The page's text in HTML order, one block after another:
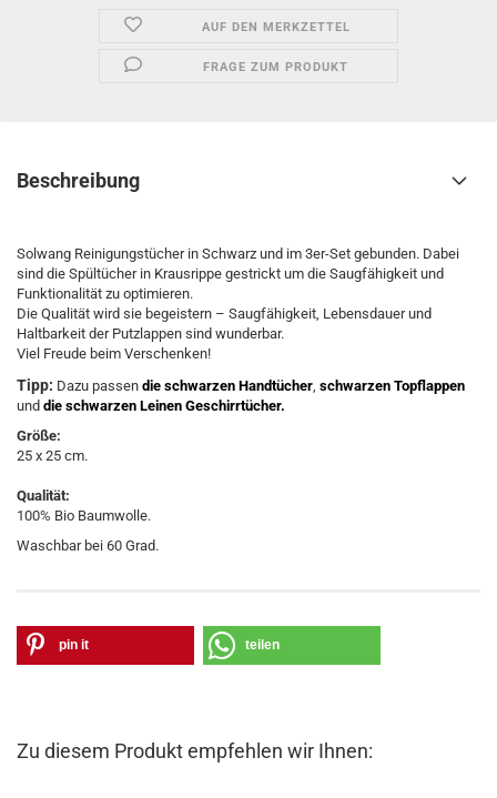
AUF DEN MERKZETTEL
FRAGE ZUM PRODUKT
Beschreibung
Solwang Reinigungstücher in Schwarz und im 3er-Set gebunden. Dabei
sind die Spültücher in Krausrippe gestrickt um die Saugfähigkeit und
Funktionalität zu optimieren.
Die Qualität wird sie begeistern – Saugfähigkeit, Lebensdauer und
Haltbarkeit der Putzlappen sind wunderbar.
Viel Freude beim Verschenken!
Tipp: Dazu passen die schwarzen Handtücher, schwarzen Topflappen
und die schwarzen Leinen Geschirrtücher.
Größe:
25 x 25 cm.
Qualität:
100% Bio Baumwolle.
Waschbar bei 60 Grad.
pin it teilen
Zu diesem Produkt empfehlen wir Ihnen: